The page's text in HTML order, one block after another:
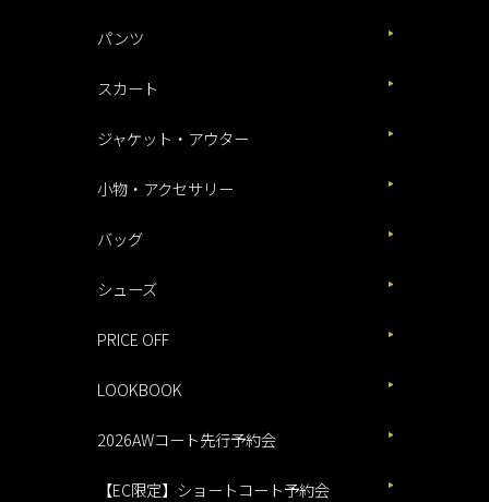
パンツ
スカート
ジャケット・アウター
小物・アクセサリー
バッグ
シューズ
PRICE OFF
LOOKBOOK
2026AWコート先行予約会
【EC限定】ショートコート予約会